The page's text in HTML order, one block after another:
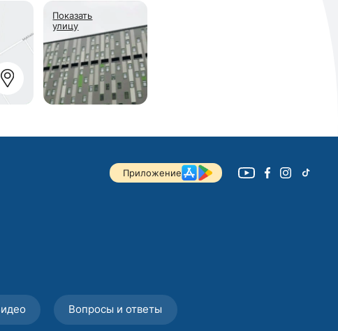
Показать
улицу
Приложение
Вопросы и ответы